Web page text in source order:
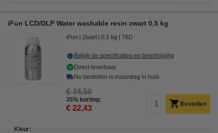
iFun LCD/DLP Water washable resin zwart 0,5 kg
iFun Zwart 0,5 kg 76D
Bekijk de specificaties en beschrijving
Direct leverbaar
Nu bestellen is maandag in huis
€ 34,50
35% korting:
€ 22,43 Bestellen
Kleur: